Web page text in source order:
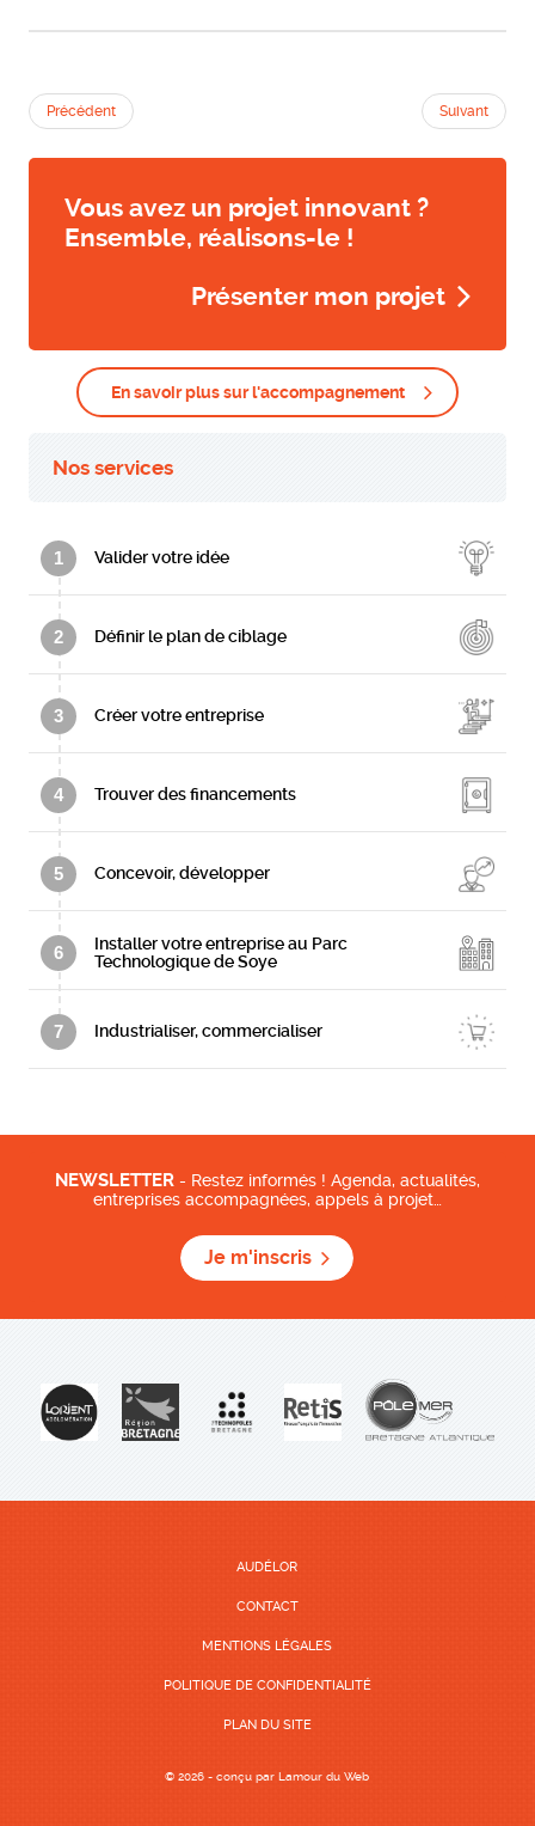
Précédent Suivant
Vous avez un projet innovant ?
Ensemble, réalisons-le !
Présenter mon projet
En savoir plus sur l'accompagnement
Nos services
1 Valider votre idée
2 Définir le plan de ciblage
3 Créer votre entreprise
4 Trouver des financements
5 Concevoir, développer
6
Installer votre entreprise au Parc
Technologique de Soye
7 Industrialiser, commercialiser
NEWSLETTER - Restez informés ! Agenda, actualités,
entreprises accompagnées, appels à projet…
Je m'inscris
AUDÉLOR
CONTACT
MENTIONS LÉGALES
POLITIQUE DE CONFIDENTIALITÉ
PLAN DU SITE
© 2026 - conçu parLamour du Web